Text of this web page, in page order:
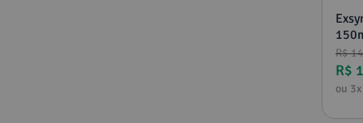
de
R$
R$
ou 3